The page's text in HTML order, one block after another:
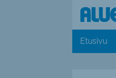
Etusivu